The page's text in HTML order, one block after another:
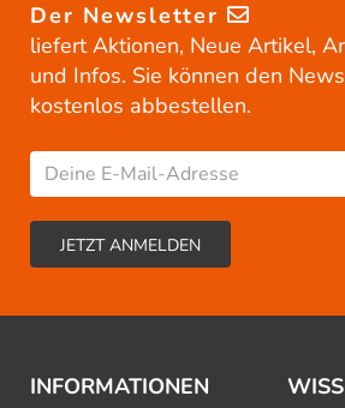
Der Newsletter
liefert Aktionen, Neue Artikel,
und Infos. Sie können den
kostenlos abbestellen.
INFORMATIONEN